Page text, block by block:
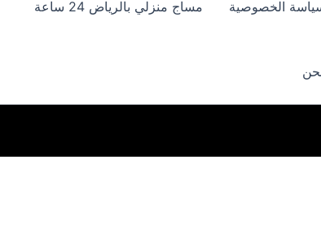
الخصوصية مساج منزلي بالرياض 24 ساعة